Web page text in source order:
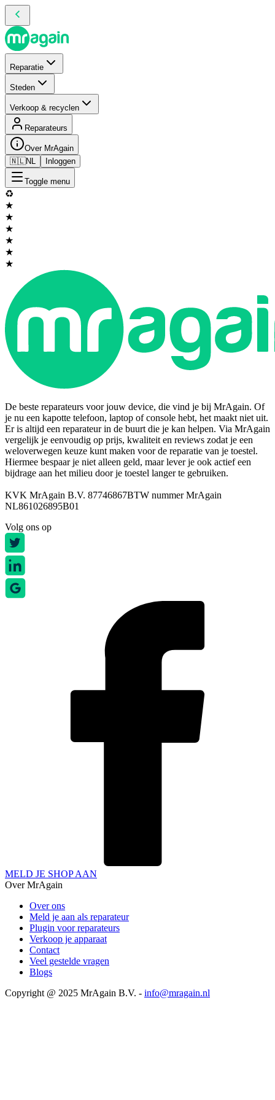
Reparatie
Steden
Verkoop & recyclen
Reparateurs
Over MrAgain
🇳🇱NL Inloggen
Toggle menu
♻️
★
★
★
★
★
★
De beste reparateurs voor jouw device, die vind je bij MrAgain. Of
je nu een kapotte telefoon, laptop of console hebt, het maakt niet uit.
Er is altijd een reparateur in de buurt die je kan helpen. Via MrAgain
vergelijk je eenvoudig op prijs, kwaliteit en reviews zodat je een
weloverwegen keuze kunt maken voor de reparatie van je toestel.
Hiermee bespaar je niet alleen geld, maar lever je ook actief een
bijdrage aan het milieu door je toestel langer te gebruiken.
KVK MrAgain B.V. 87746867BTW nummer MrAgain
NL861026895B01
Volg ons op
MELD JE SHOP AAN
Over MrAgain
Over ons
Meld je aan als reparateur
Plugin voor reparateurs
Verkoop je apparaat
Contact
Veel gestelde vragen
Blogs
Copyright @ 2025 MrAgain B.V. - info@mragain.nl